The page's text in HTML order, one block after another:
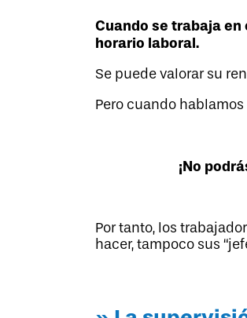
Cuando se trabaja
horario laboral.
Se puede valorar su
Pero cuando
¡No
Por tanto, los
hacer, tampoco sus